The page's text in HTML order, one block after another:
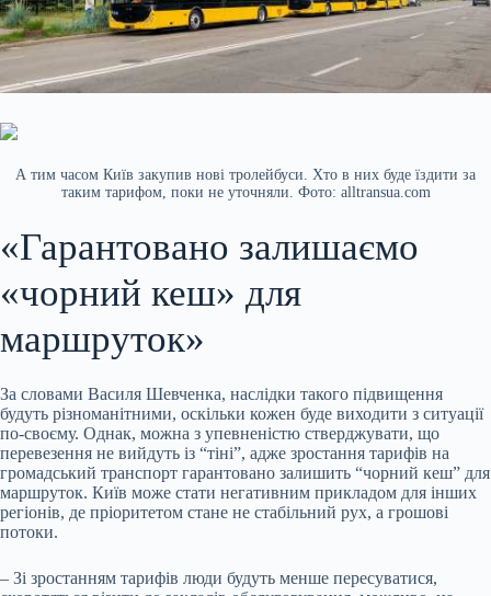
А тим часом Київ закупив нові тролейбуси. Хто в них буде їздити за
таким тарифом, поки не уточняли. Фото: alltransua.com
«Гарантовано залишаємо
«чорний кеш» для
маршруток»
За словами Василя Шевченка, наслідки такого підвищення
будуть різноманітними, оскільки кожен буде виходити з ситуації
по-своєму. Однак, можна з упевненістю стверджувати, що
перевезення не вийдуть із “тіні”, адже зростання тарифів на
громадський транспорт гарантовано залишить “чорний кеш” для
маршруток. Київ може стати негативним прикладом для інших
регіонів, де пріоритетом стане не стабільний рух, а грошові
потоки.
– Зі зростанням тарифів люди будуть менше пересуватися,